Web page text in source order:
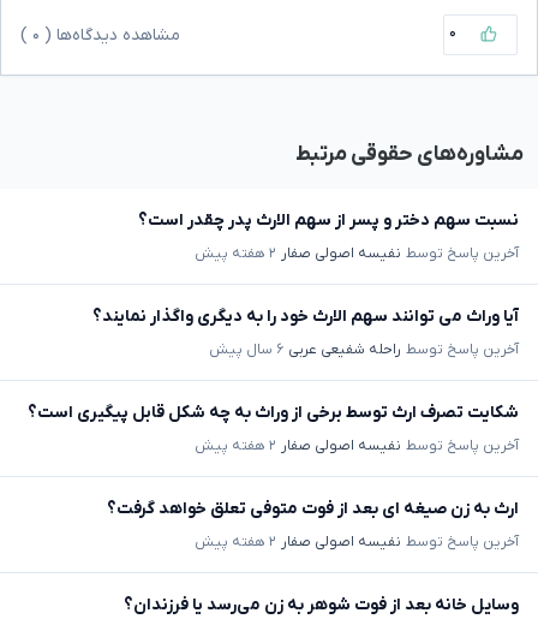
۰ مشاهده دیدگاه‌ها ( ۰
مشاوره‌های حقوقی مرتبط
نسبت سهم دختر و پسر از سهم الارث پدر چقدر است؟
آخرین پاسخ توسط نفیسه اصولی صفار ۲ هفته پیش
آیا وراث می توانند سهم الارث خود را به دیگری واگذار نمایند؟
آخرین پاسخ توسط راحله شفیعی عربی ۶ سال پیش
شکایت تصرف ارث توسط برخی از وراث به چه شکل قابل پیگیری است؟
آخرین پاسخ توسط نفیسه اصولی صفار ۲ هفته پیش
ارث به زن صیغه ای بعد از فوت متوفی تعلق خواهد گرفت؟
آخرین پاسخ توسط نفیسه اصولی صفار ۲ هفته پیش
وسایل خانه بعد از فوت شوهر به زن می‌رسد یا فرزندان؟